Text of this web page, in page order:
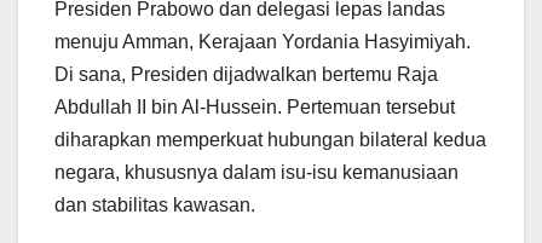
Presiden Prabowo dan delegasi lepas landas
menuju Amman, Kerajaan Yordania Hasyimiyah.
Di sana, Presiden dijadwalkan bertemu Raja
Abdullah II bin Al-Hussein. Pertemuan tersebut
diharapkan memperkuat hubungan bilateral kedua
negara, khususnya dalam isu-isu kemanusiaan
dan stabilitas kawasan.